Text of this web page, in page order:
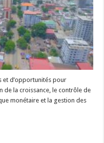
et d’opportunités pour
de la croissance, le contrôle de
monétaire et la gestion des